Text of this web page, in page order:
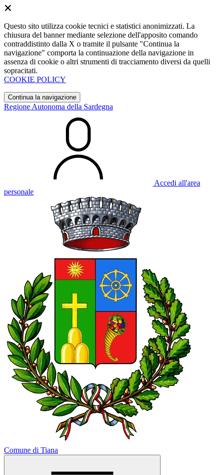
Questo sito utilizza cookie tecnici e statistici anonimizzati. La
chiusura del banner mediante selezione dell'apposito comando
contraddistinto dalla X o tramite il pulsante "Continua la
navigazione" comporta la continuazione della navigazione in
assenza di cookie o altri strumenti di tracciamento diversi da quelli
sopracitati.
COOKIE POLICY
Continua la navigazione
Regione Autonoma della Sardegna
Accedi all'area
personale
Comune di Tiana